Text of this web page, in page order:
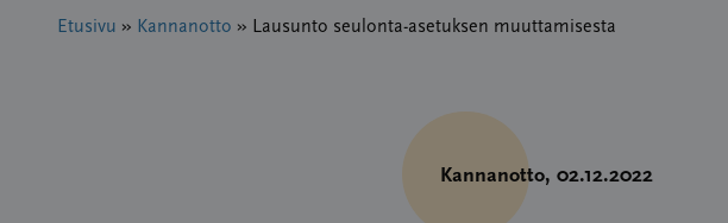
Etusivu » Kannanotto » Lausunto seulonta-asetuksen muuttamisesta
Kannanotto, 02.12.2022